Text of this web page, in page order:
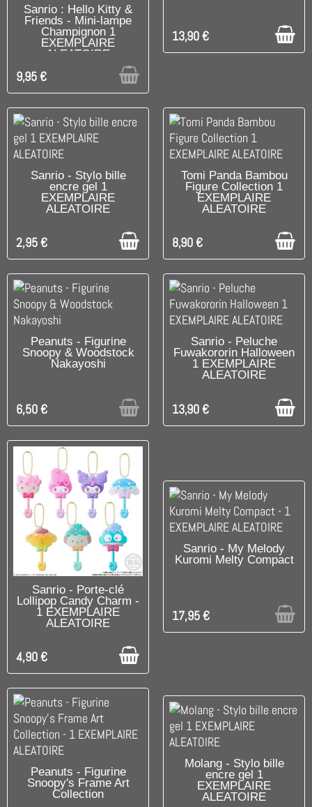
RUPTURE DE STOCK
Sanrio : Hello Kitty &
Friends - Mini-lampe
Champignon 1
EXEMPLAIRE
ALEATOIRE
9,95 €
13,90 €
DISPONIBLE
Sanrio - Stylo bille
encre gel 1
EXEMPLAIRE
ALEATOIRE
2,95 €
C'EST LE DERNIER !
Tomi Panda Bambou
Figure Collection 1
EXEMPLAIRE
ALEATOIRE
8,90 €
UNIQUEMENT EN BOUTIQUE
Peanuts - Figurine
Snoopy & Woodstock
Nakayoshi
6,50 €
DISPONIBLE
Sanrio - Peluche
Fuwakororin Halloween
1 EXEMPLAIRE
ALEATOIRE
13,90 €
DISPONIBLE
Sanrio - Porte-clé
Lollipop Candy Charm -
1 EXEMPLAIRE
ALEATOIRE
4,90 €
UNIQUEMENT EN BOUTIQUE
Sanrio - My Melody
Kuromi Melty Compact
17,95 €
DISPONIBLE
Peanuts - Figurine
Snoopy's Frame Art
Collection
DISPONIBLE
Molang - Stylo bille
encre gel 1
EXEMPLAIRE
ALEATOIRE